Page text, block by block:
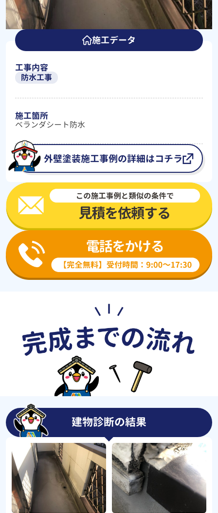
施工データ
工事内容
防水工事
施工箇所
ベランダシート防水
外壁塗装施工事例の詳細はコチラ
建物診断の結果